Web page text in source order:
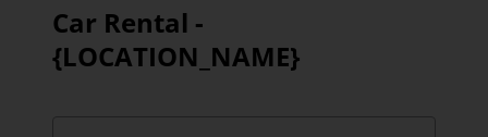
Car Rental -
{LOCATION_NAME}